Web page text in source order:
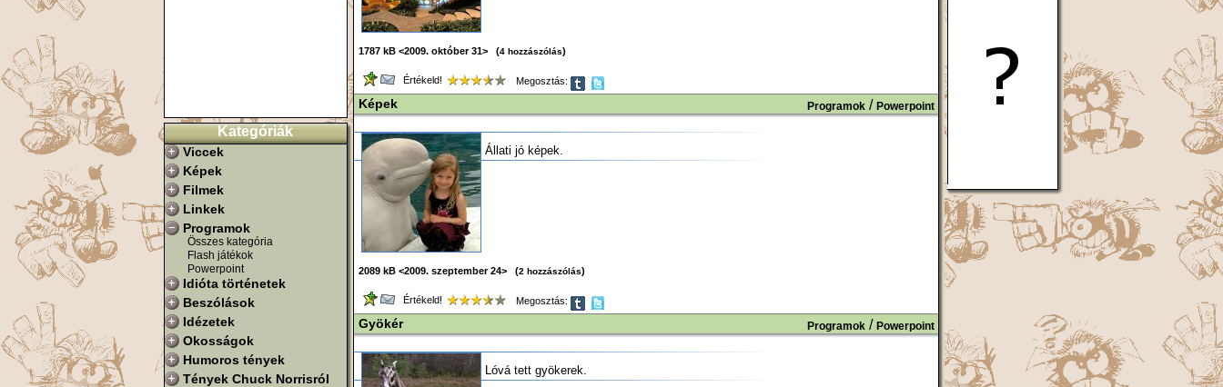
Kategóriák
Viccek
Képek
Filmek
Linkek
Programok
Összes kategória
Flash játékok
Powerpoint
Idióta történetek
Beszólások
Idézetek
Okosságok
Humoros tények
Tények Chuck Norrisról
1787 kB <2009. október 31> (4 hozzászólás)
Értékeld! Megosztás:
Képek Programok/ Powerpoint
Állati jó képek.
2089 kB <2009. szeptember 24> (2 hozzászólás)
Értékeld! Megosztás:
Gyökér Programok/ Powerpoint
Lóvá tett gyökerek.